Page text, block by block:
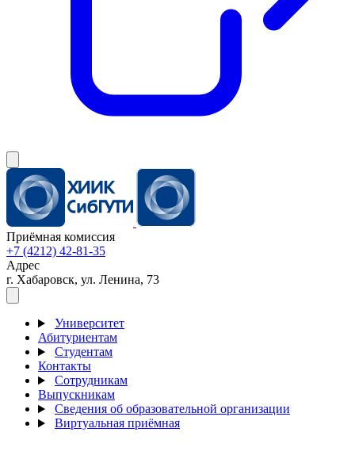
Приёмная комиссия
+7 (4212) 42-81-35
Адрес
г. Хабаровск, ул. Ленина, 73
Университет
Абитуриентам
Студентам
Контакты
Сотрудникам
Выпускникам
Сведения об образовательной организации
Виртуальная приёмная